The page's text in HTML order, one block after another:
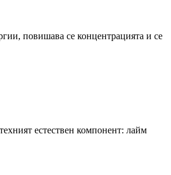
повишава се концентрацията и се
естествен компонент: лайм